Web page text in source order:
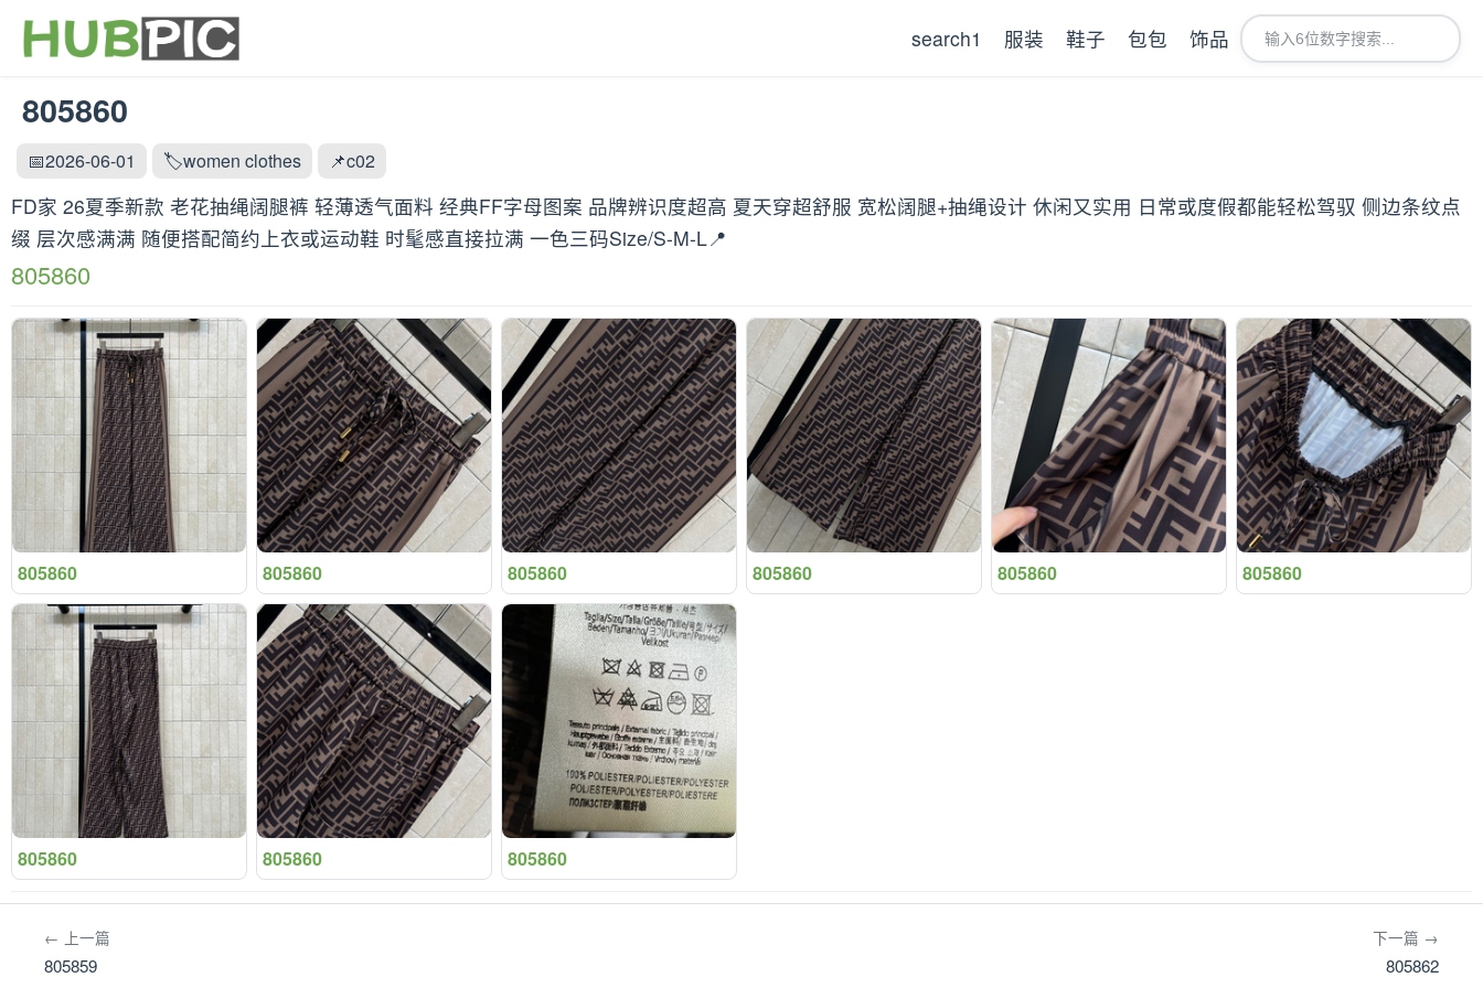
search1 服装 鞋子 包包 饰品
805860
📅2026-06-01 🏷️women clothes 📌c02
FD家 26夏季新款 老花抽绳阔腿裤 轻薄透气面料 经典FF字母图案 品牌辨识度超高 夏天穿超舒服 宽松阔腿+抽绳设计 休闲又实用 日常或度假都能轻松驾驭 侧边条纹点
缀 层次感满满 随便搭配简约上衣或运动鞋 时髦感直接拉满 一色三码Size/S-M-L📍
805860
805860 805860 805860 805860 805860 805860
805860 805860 805860
← 上一篇
805859
下一篇 →
805862